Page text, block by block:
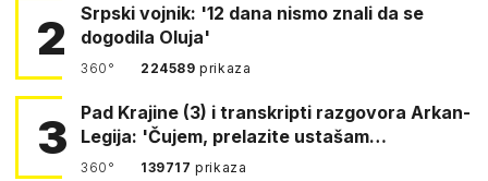
2
Srpski vojnik: '12 dana nismo znali da se
dogodila Oluja'
360° 224589prikaza
3
Pad Krajine (3) i transkripti razgovora Arkan-
Legija: 'Čujem, prelazite ustašam…
360° 139717prikaza